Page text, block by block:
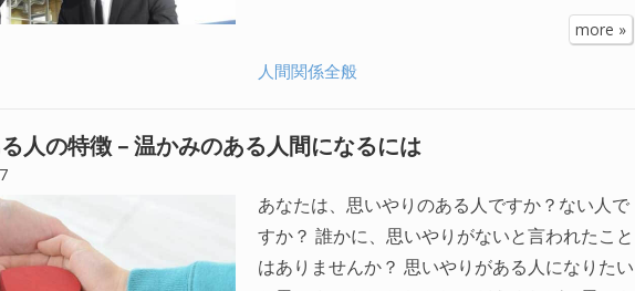
more »
人間関係全般
人の特徴 – 温かみのある人間になるには
あなたは、思いやりのある人ですか？ない人で
すか？ 誰かに、思いやりがないと言われたこと
はありませんか？ 思いやりがある人になりたい